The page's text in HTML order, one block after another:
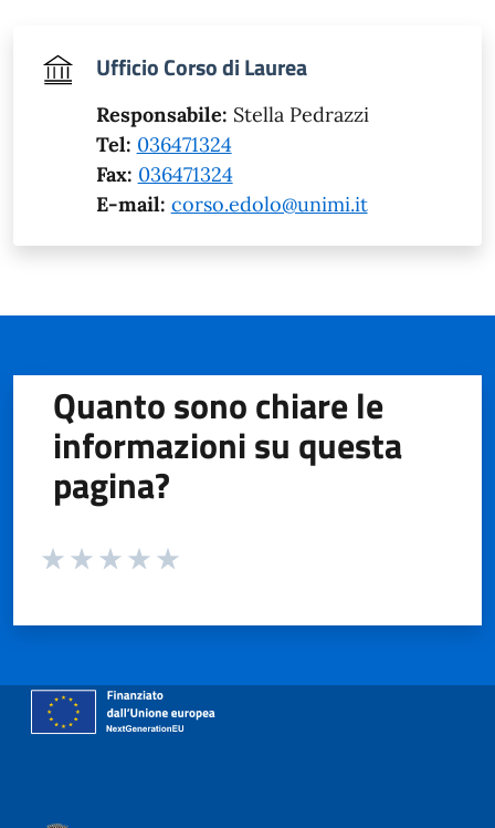
Ufficio Corso di Laurea
Responsabile: Stella Pedrazzi
Tel: 036471324
Fax: 036471324
E-mail: corso.edolo@unimi.it
Quanto sono chiare le
informazioni su questa
pagina?
Valuta da 1 a 5 stelle la pagina